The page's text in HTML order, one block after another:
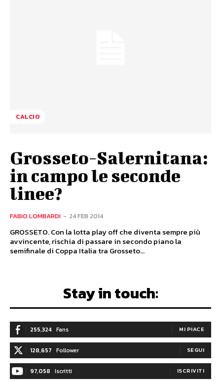
CALCIO
Grosseto-Salernitana:
in campo le seconde
linee?
FABIO LOMBARDI - 24 FEB 2014
GROSSETO. Con la lotta play off che diventa sempre più
avvincente, rischia di passare in secondo piano la
semifinale di Coppa Italia tra Grosseto...
Stay in touch:
255,324 Fans MI PIACE
128,657 Follower SEGUI
97,058 Iscritti ISCRIVITI